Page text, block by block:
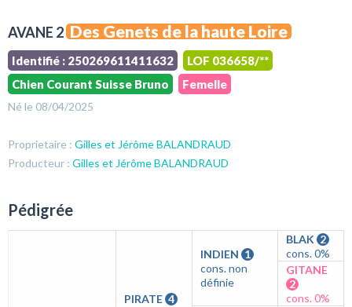
AVANE 2 Des Genets de la haute Loire
Identifié : 250269611411632
LOF 036658/**
Chien Courant Suisse Bruno
Femelle
Né le 08/04/2025
Proprietaire : Gilles et Jérôme BALANDRAUD
Producteur : Gilles et Jérôme BALANDRAUD
Pédigrée
PIRATE 4
INDIEN 1
cons. non
définie
BLAK 2
cons. 0%
GITANE
2
cons. 0%